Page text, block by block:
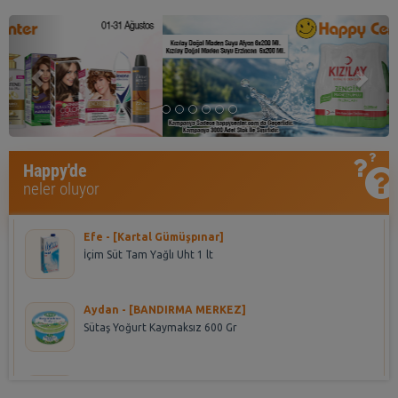
Previous Next
Happy'de
neler oluyor
Efe - [Kartal Gümüşpınar]
İçim Süt Tam Yağlı Uht 1 lt
Aydan - [BANDIRMA MERKEZ]
Sütaş Yoğurt Kaymaksız 600 Gr